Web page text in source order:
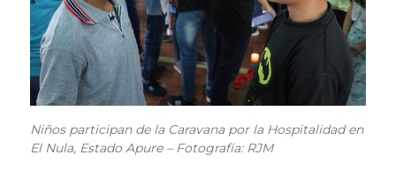
Niños participan de la Caravana por la Hospitalidad en
El Nula, Estado Apure – Fotografía: RJM